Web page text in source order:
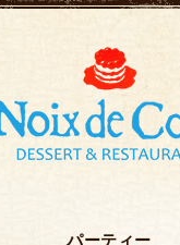
パーティー